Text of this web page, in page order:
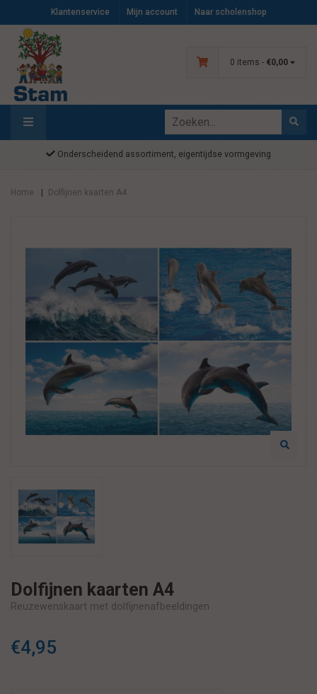
Klantenservice Mijn account Naar scholenshop
0 items - €0,00
Onderscheidend assortiment, eigentijdse vormgeving
Home Dolfijnen kaarten A4
Dolfijnen kaarten A4
Reuzewenskaart met dolfijnenafbeeldingen
€4,95